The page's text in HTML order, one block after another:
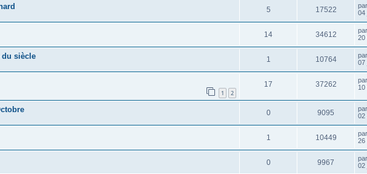
5 17522 par
04
14 34612 par
20
du siècle 1 10764 par
07
1 2
17 37262 par
10
0 9095 par
02
1 10449 par
26
0 9967 par
02